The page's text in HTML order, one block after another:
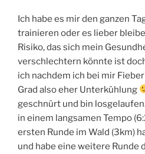
Ich habe es mir den ganzen
trainieren oder es lieber
Risiko, das sich mein
verschlechtern könnte ist
ich nachdem ich bei mir
Grad also eher Unterkühlung
geschnürt und bin
in einem langsamen Tempo
ersten Runde im Wald (3km)
und habe eine weitere Runde